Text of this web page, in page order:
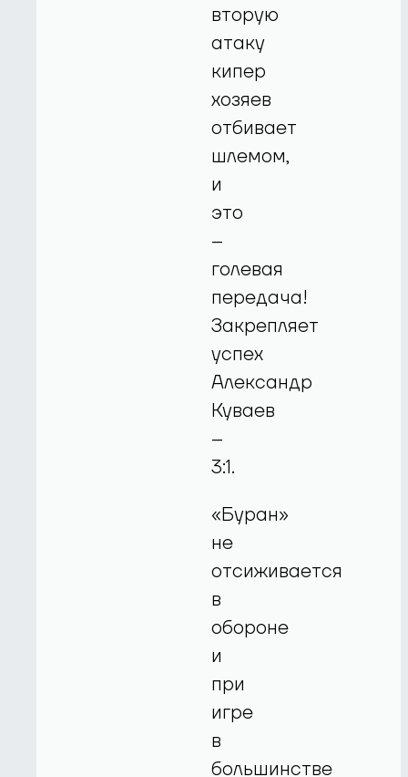
вторую
атаку
кипер
хозяев
отбивает
шлемом,
и
это
–
голевая
передача!
Закрепляет
успех
Александр
Куваев
–
3:1.
«Буран»
не
отсиживается
в
обороне
и
при
игре
в
большинстве